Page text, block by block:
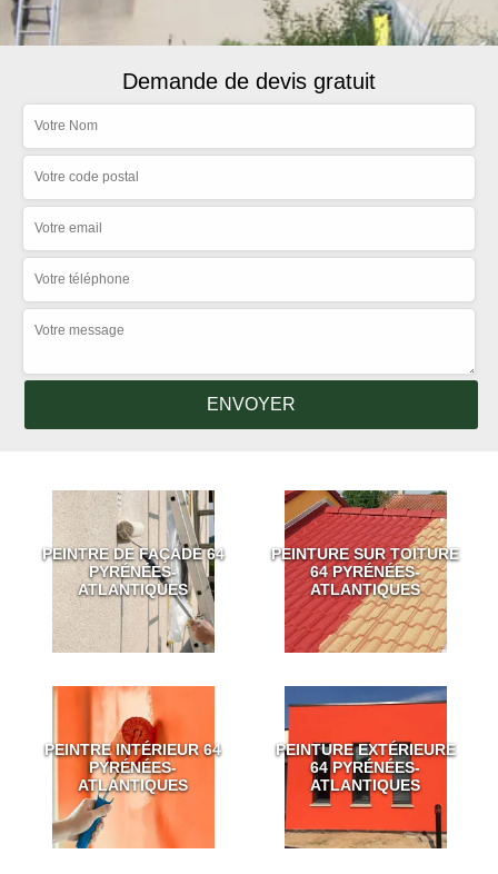
Demande de devis gratuit
PEINTRE DE FAÇADE 64
PYRÉNÉES-
ATLANTIQUES
PEINTURE SUR TOITURE
64 PYRÉNÉES-
ATLANTIQUES
PEINTRE INTÉRIEUR 64
PYRÉNÉES-
ATLANTIQUES
PEINTURE EXTÉRIEURE
64 PYRÉNÉES-
ATLANTIQUES